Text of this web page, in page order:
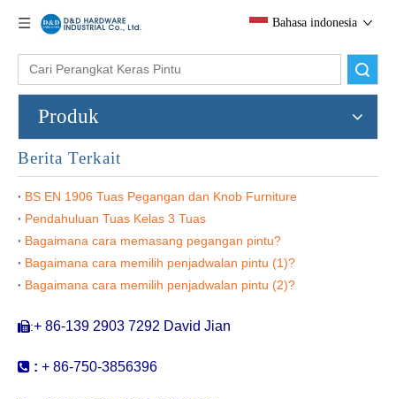
Bahasa indonesia
Produk
Berita Terkait
BS EN 1906 Tuas Pegangan dan Knob Furniture
Pendahuluan Tuas Kelas 3 Tuas
Bagaimana cara memasang pegangan pintu?
Bagaimana cara memilih penjadwalan pintu (1)?
Bagaimana cara memilih penjadwalan pintu (2)?
:+ 86-139 2903 7292 David Jian
 : + 86-750-3856396